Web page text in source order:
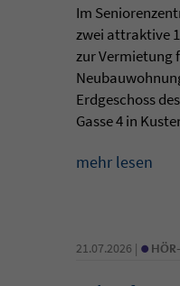
Im
zwei attraktive
zur Vermietung
Erdgeschoss
Gasse 4 in
mehr lesen
21.07.2026 | •